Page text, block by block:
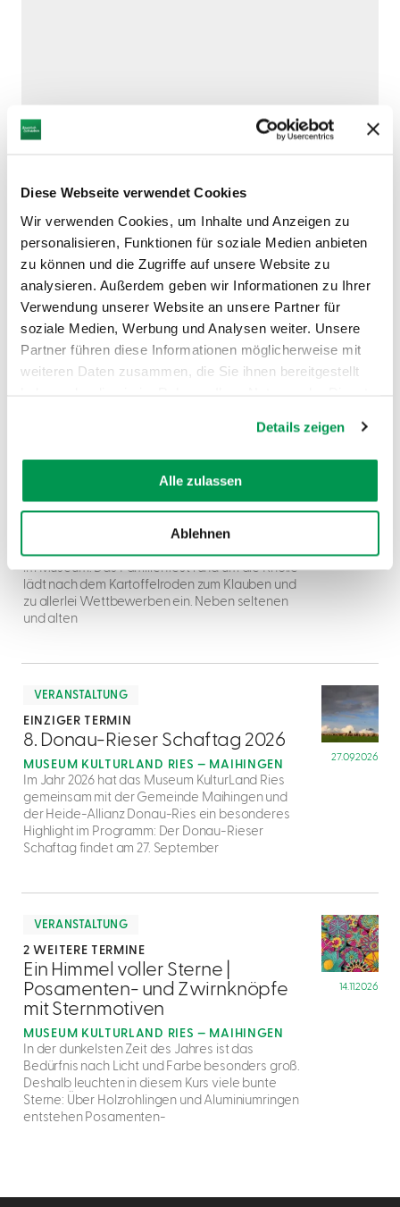
Diese Webseite verwendet Cookies
Wir verwenden Cookies, um Inhalte und Anzeigen zu
personalisieren, Funktionen für soziale Medien anbieten
zu können und die Zugriffe auf unsere Website zu
analysieren. Außerdem geben wir Informationen zu Ihrer
Verwendung unserer Website an unsere Partner für
soziale Medien, Werbung und Analysen weiter. Unsere
Partner führen diese Informationen möglicherweise mit
weiteren Daten zusammen, die Sie ihnen bereitgestellt
Details zeigen
Alle zulassen
Ablehnen
DAZU PASSEND
Ähnliche
Veranstaltungen
1
32. Kartoffelfest
MUSEUM KULTURLAND RIES — MAIHINGEN
Ein Höhepunkt in der Region ist die Kartoffelernte
im Museum. Das Familienfest rund um die Knolle
lädt nach dem Kartoffelroden zum Klauben und
zu allerlei Wettbewerben ein. Neben seltenen
und alten
VERANSTALTUNG
EINZIGER TERMIN
2
8. Donau-Rieser Schaftag 2026
MUSEUM KULTURLAND RIES — MAIHINGEN
27.09.2026
Im Jahr 2026 hat das Museum KulturLand Ries
gemeinsam mit der Gemeinde Maihingen und
der Heide-Allianz Donau-Ries ein besonderes
Highlight im Programm: Der Donau-Rieser
Schaftag findet am 27. September
VERANSTALTUNG
2 WEITERE TERMINE
3
Ein Himmel voller Sterne |
Posamenten- und Zwirnknöpfe
mit Sternmotiven
MUSEUM KULTURLAND RIES — MAIHINGEN
14.11.2026
In der dunkelsten Zeit des Jahres ist das
Bedürfnis nach Licht und Farbe besonders groß.
Deshalb leuchten in diesem Kurs viele bunte
Sterne: Über Holzrohlingen und Aluminiumringen
entstehen Posamenten-